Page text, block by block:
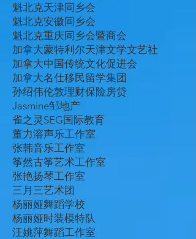
魁北克天津同乡会
魁北克安徽同乡会
魁北克重庆同乡会暨商会
加拿大蒙特利尔天津文学文艺社
加拿大中国传统文化促进会
加拿大名仕移民留学集团
孙绍伟伦敦理财保险房贷
Jasmine邹地产
雀之灵SEG国际教育
董力溶声乐工作室
张韩音乐工作室
筝然古筝艺术工作室
张艳扬琴工作室
三月三艺术团
杨丽娅舞蹈学校
杨丽娅时装模特队
汪姚萍舞蹈工作室